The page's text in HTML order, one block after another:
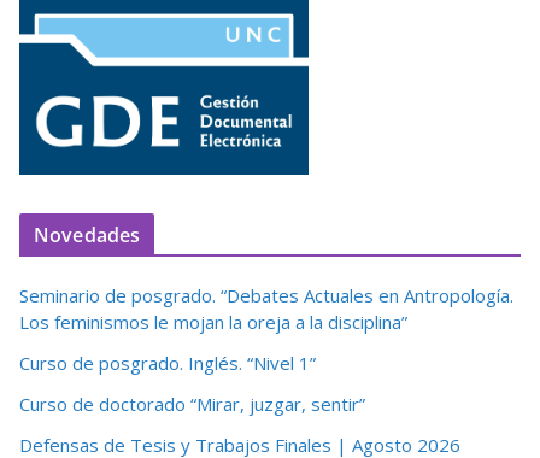
Novedades
Seminario de posgrado. “Debates Actuales en Antropología.
Los feminismos le mojan la oreja a la disciplina”
Curso de posgrado. Inglés. “Nivel 1”
Curso de doctorado “Mirar, juzgar, sentir”
Defensas de Tesis y Trabajos Finales | Agosto 2026